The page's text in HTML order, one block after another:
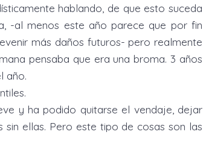
hablando, de que esto suceda
-al menos este año parece que por fin
más daños futuros- pero realmente
pensaba que era una broma. 3 años
año.
y ha podido quitarse el vendaje, dejar
ellas. Pero este tipo de cosas son las